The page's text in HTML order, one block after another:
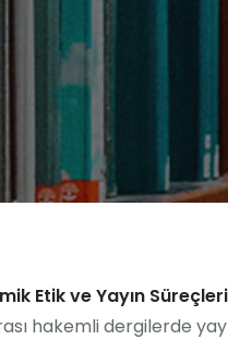
Etik ve Yayın
hakemli dergilerde